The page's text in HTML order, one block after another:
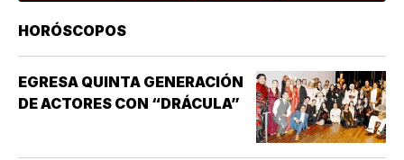
HORÓSCOPOS
EGRESA QUINTA GENERACIÓN
DE ACTORES CON “DRÁCULA”